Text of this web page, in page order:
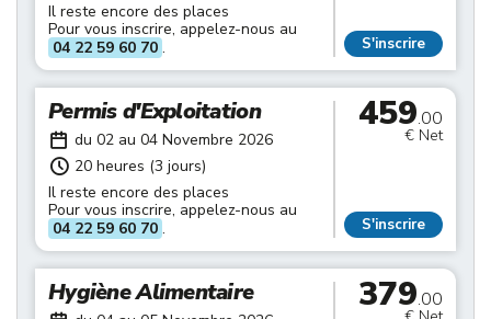
Il reste encore des places
Pour vous inscrire, appelez-nous au
04 22 59 60 70 . S'inscrire
Permis d'Exploitation
du 02 au 04 Novembre 2026
20 heures (3 jours)
Il reste encore des places
Pour vous inscrire, appelez-nous au
04 22 59 60 70 .
459.00
€ Net
S'inscrire
Hygiène Alimentaire 379.00